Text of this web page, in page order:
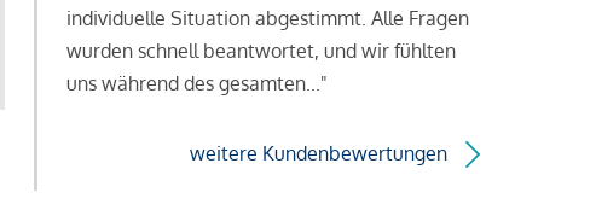
individuelle Situation abgestimmt. Alle Fragen
wurden schnell beantwortet, und wir fühlten
uns während des gesamten..."
weitere Kundenbewertungen